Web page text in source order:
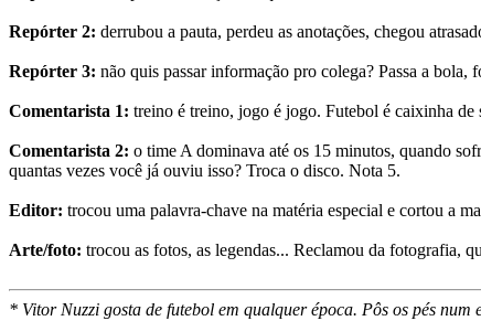
Repórter 2: derrubou a pauta, perdeu as anotações, chegou
Repórter 3: não quis passar informação pro colega? Passa a bola,
Comentarista 1: treino é treino, jogo é jogo. Futebol é caixinha
Comentarista 2: o time A dominava até os 15 minutos, quando
quantas vezes você já ouviu isso? Troca o disco. Nota 5.
Editor: trocou uma palavra-chave na matéria especial e cortou a
Arte/foto: trocou as fotos, as legendas... Reclamou da fotografia,
* Vitor Nuzzi gosta de futebol em qualquer época. Pôs os pés